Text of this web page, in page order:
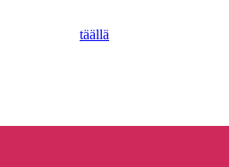
täällä